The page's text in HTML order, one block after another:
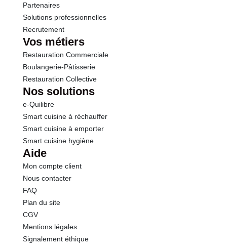
Partenaires
Solutions professionnelles
Recrutement
Vos métiers
Restauration Commerciale
Boulangerie-Pâtisserie
Restauration Collective
Nos solutions
e-Quilibre
Smart cuisine à réchauffer
Smart cuisine à emporter
Smart cuisine hygiène
Aide
Mon compte client
Nous contacter
FAQ
Plan du site
CGV
Mentions légales
Signalement éthique